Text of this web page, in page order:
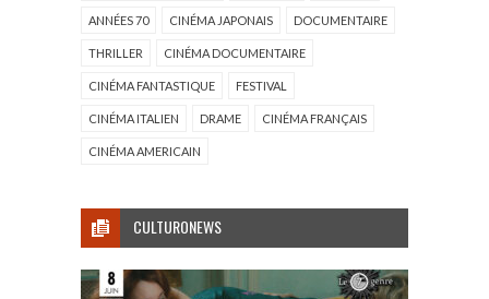
ANNÉES 70 CINÉMA JAPONAIS DOCUMENTAIRE
THRILLER CINÉMA DOCUMENTAIRE
CINÉMA FANTASTIQUE FESTIVAL
CINÉMA ITALIEN DRAME CINÉMA FRANÇAIS
CINÉMA AMERICAIN
CULTURONEWS